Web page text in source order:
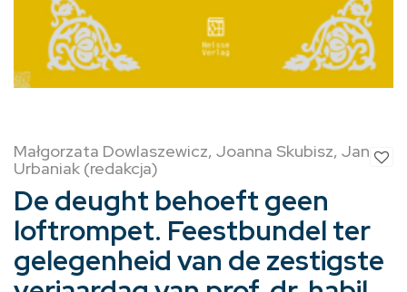
Małgorzata Dowlaszewicz, Joanna Skubisz, Jan
Urbaniak (redakcja)
De deught behoeft geen
loftrompet. Feestbundel ter
gelegenheid van de zestigste